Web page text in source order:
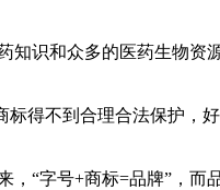
识和众多的医药生物资
得不到合理合法保护，
“字号+商标=品牌”，而